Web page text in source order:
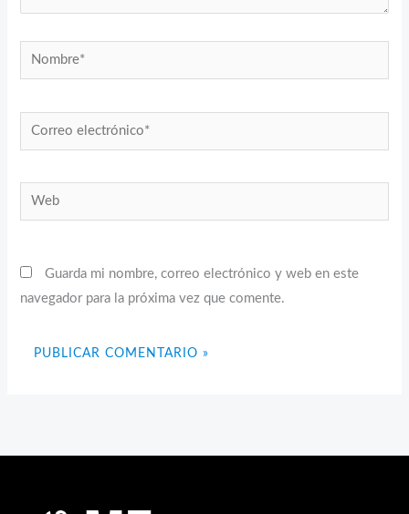
Nombre*
Correo
electrónico*
Web
Guarda mi nombre, correo electrónico y web en este
navegador para la próxima vez que comente.